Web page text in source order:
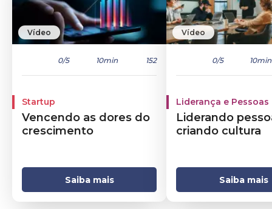
Vídeo
0/5 10min 152
Startup
Vencendo as dores do
crescimento
Saiba mais
Vídeo
0/5 10min
Liderança e Pessoas
Liderando
criando cultura
Saiba mais